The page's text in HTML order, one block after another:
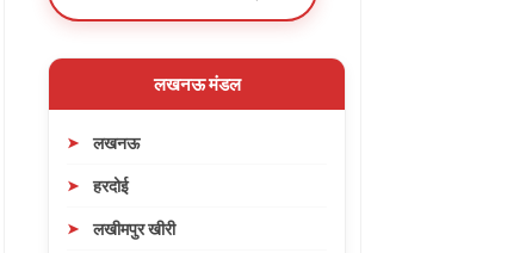
लखनऊ मंडल
लखनऊ
हरदोई
लखीमपुर खीरी